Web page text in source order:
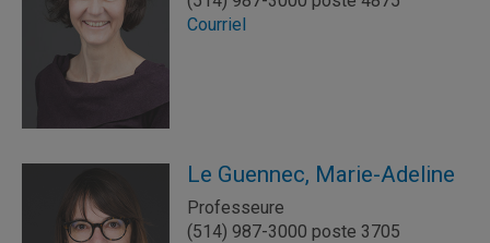
Courriel
Le Guennec, Marie-Adeline
Professeure
(514) 987-3000 poste 3705